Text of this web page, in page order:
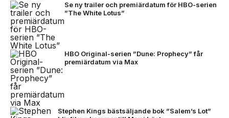
Se ny trailer och premiärdatum för HBO-serien
”The White Lotus”
HBO Original-serien ”Dune: Prophecy” får
premiärdatum via Max
Stephen Kings bästsäljande bok ”Salem’s Lot”